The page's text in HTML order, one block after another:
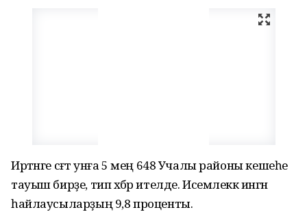
Иртәнге сәғәт унға 5 мең 648 Учалы районы кешеһе
тауыш бирҙе, тип хәбәр ителде. Исемлеккә ингән
һайлаусыларҙың 9,8 проценты.